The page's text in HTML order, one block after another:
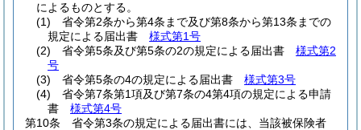
によるものとする。
(1)
省令第2条から第4条まで及び第8条から第13条までの
規定による届出書 様式第1号
(2)
省令第5条及び第5条の2の規定による届出書 様式第2
号
(3)
省令第5条の4の規定による届出書 様式第3号
(4)
省令第7条第1項及び第7条の4第4項の規定による申請
書 様式第4号
第10条
省令第3条の規定による届出書には、当該被保険者